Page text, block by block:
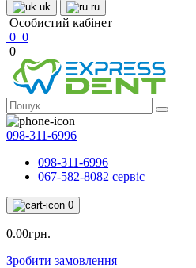
uk
ru
Особистий кабінет
0 0
0
098-311-6996
098-311-6996
067-582-8082 сервіс
0
0.00грн.
Зробити замовлення